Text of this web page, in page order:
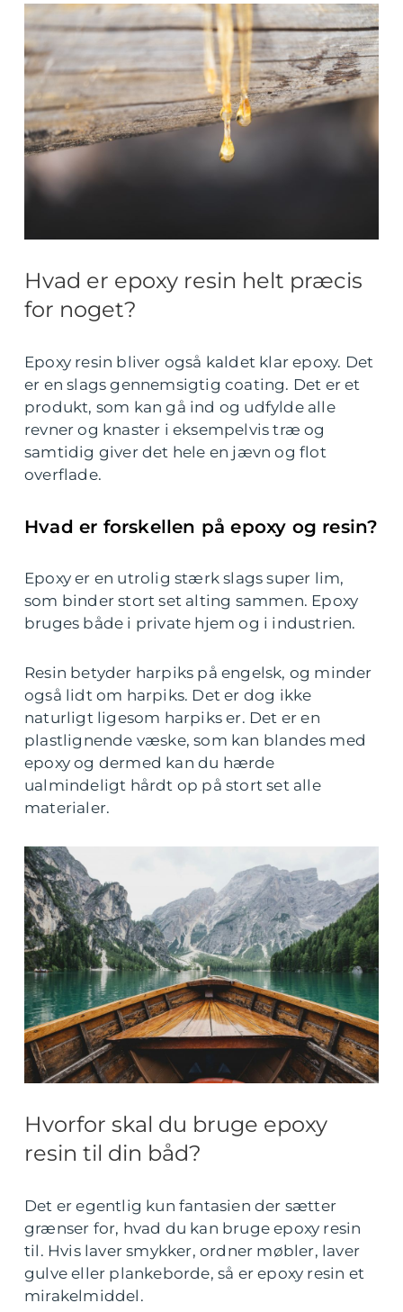
Hvad er epoxy resin helt præcis
for noget?
Epoxy resin bliver også kaldet klar epoxy. Det
er en slags gennemsigtig coating. Det er et
produkt, som kan gå ind og udfylde alle
revner og knaster i eksempelvis træ og
samtidig giver det hele en jævn og flot
overflade.
Hvad er forskellen på epoxy og resin?
Epoxy er en utrolig stærk slags super lim,
som binder stort set alting sammen. Epoxy
bruges både i private hjem og i industrien.
Resin betyder harpiks på engelsk, og minder
også lidt om harpiks. Det er dog ikke
naturligt ligesom harpiks er. Det er en
plastlignende væske, som kan blandes med
epoxy og dermed kan du hærde
ualmindeligt hårdt op på stort set alle
materialer.
Hvorfor skal du bruge epoxy
resin til din båd?
Det er egentlig kun fantasien der sætter
grænser for, hvad du kan bruge epoxy resin
til. Hvis laver smykker, ordner møbler, laver
gulve eller plankeborde, så er epoxy resin et
mirakelmiddel.